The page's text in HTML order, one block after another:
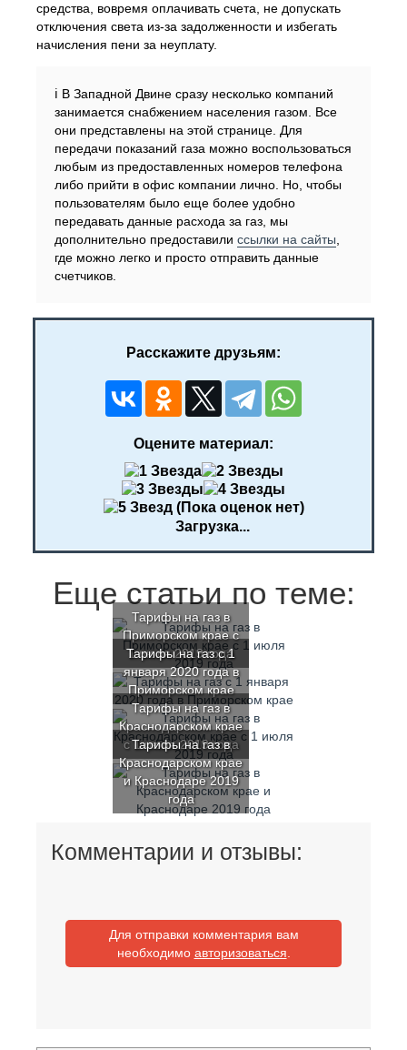
средства, вовремя оплачивать счета, не допускать
отключения света из-за задолженности и избегать
начисления пени за неуплату.
ℹ️ В Западной Двине сразу несколько компаний
занимается снабжением населения газом. Все
они представлены на этой странице. Для
передачи показаний газа можно воспользоваться
любым из предоставленных номеров телефона
либо прийти в офис компании лично. Но, чтобы
пользователям было еще более удобно
передавать данные расхода за газ, мы
дополнительно предоставили ссылки на сайты
где можно легко и просто отправить данные
счетчиков.
Расскажите друзьям:
Оцените материал:
(Пока оценок нет)
Загрузка...
Еще статьи по теме:
Тарифы на газ в
Приморском крае с
1 июля 2019 года
Тарифы на газ с 1
января 2020 года в
Приморском крае
Тарифы на газ в
Краснодарском крае
с 1 июля 2019 года
Тарифы на газ в
Краснодарском крае
и Краснодаре 2019
года
Комментарии и отзывы:
Для отправки комментария вам
необходимо авторизоваться